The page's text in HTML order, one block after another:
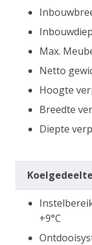
Max.
Netto
Hoogte
Breedte
Diepte
Koelgedeelte
+9°C